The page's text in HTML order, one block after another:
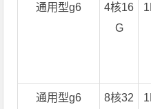
通用型g6
4核16
G
通用型g6
8核32